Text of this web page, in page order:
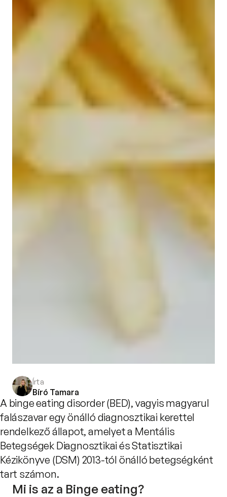
Írta
Bíró Tamara
A binge eating disorder (BED), vagyis magyarul
falászavar egy önálló diagnosztikai kerettel
rendelkező állapot, amelyet a Mentális
Betegségek Diagnosztikai és Statisztikai
Kézikönyve (DSM) 2013-tól önálló betegségként
tart számon.
Mi is az a Binge eating?